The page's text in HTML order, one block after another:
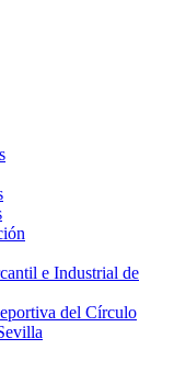
e Industrial de
del Círculo